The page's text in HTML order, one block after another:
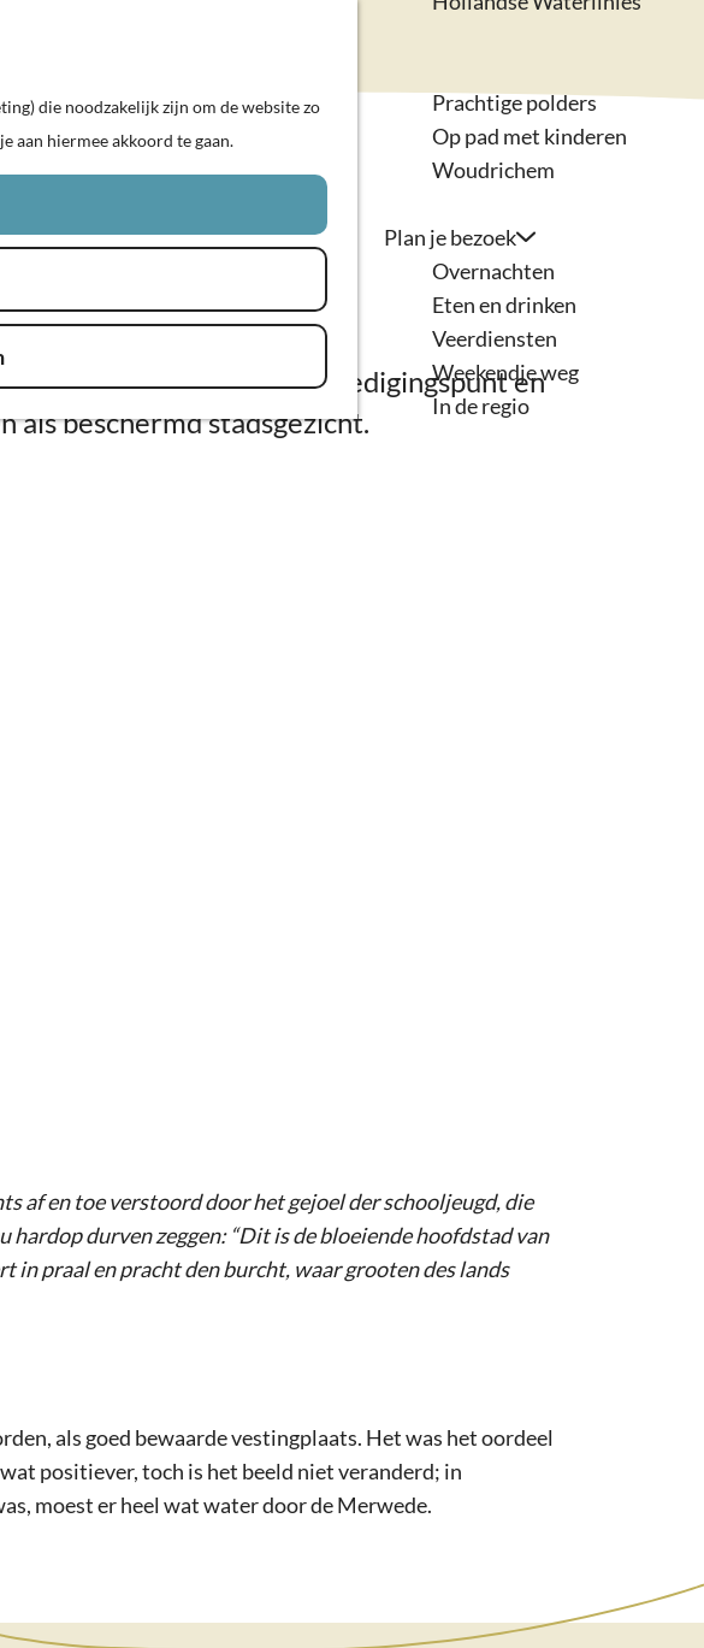
die noodzakelijk zijn om de website zo
aan hiermee akkoord te gaan.
a
e
Prachtige polders
Op pad met kinderen
Woudrichem
Plan je bezoek
Overnachten
Eten en drinken
Veerdiensten
Weekendje weg
In de regio
beschermde
tot strategisch verdedigingspunt en
als beschermd stadsgezicht.
af en toe verstoord door het gejoel der schooljeugd, die
hardop durven zeggen: “Dit is de bloeiende hoofdstad van
in praal en pracht den burcht, waar grooten des lands
als goed bewaarde vestingplaats. Het was het oordeel
positiever, toch is het beeld niet veranderd; in
moest er heel wat water door de Merwede.